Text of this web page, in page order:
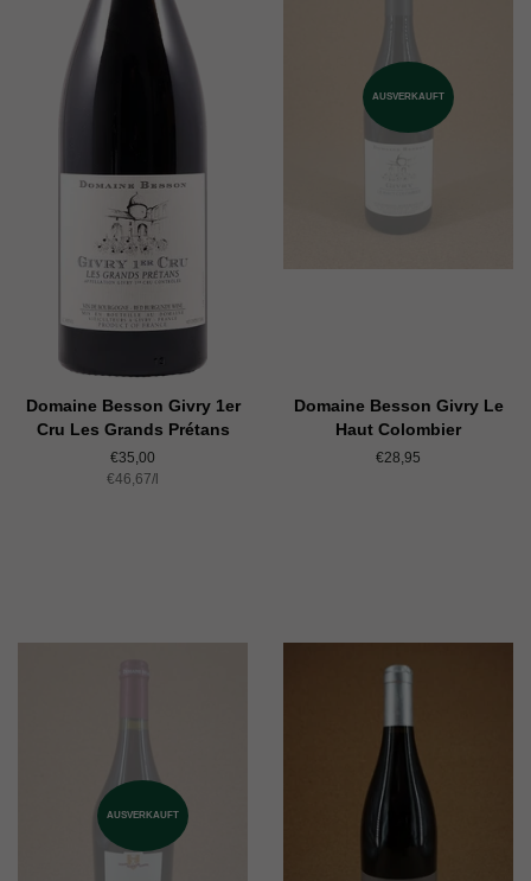
Domaine Besson Givry 1er
Cru Les Grands Prétans
Normaler
Preis
€35,00
Einzelpreis
€46,67/
AUSVERKAUFT
Domaine Besson Givry Le
Haut Colombier
Normaler
€28,95
AUSVERKAUFT